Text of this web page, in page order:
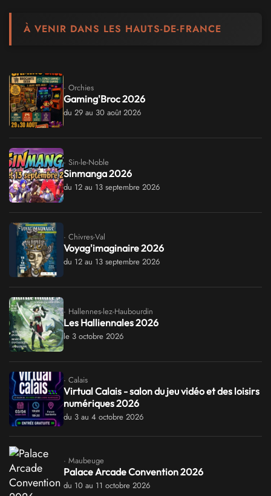
À VENIR DANS LES HAUTS-DE-FRANCE
· Orchies
Gaming'Broc 2026
du 29 au 30 août 2026
· Sin-le-Noble
Sinmanga 2026
du 12 au 13 septembre 2026
· Chivres-Val
Voyag'imaginaire 2026
du 12 au 13 septembre 2026
· Hallennes-lez-Haubourdin
Les Halliennales 2026
le 3 octobre 2026
· Calais
Virtual Calais - salon du jeu vidéo et des loisirs
numériques 2026
du 3 au 4 octobre 2026
· Maubeuge
Palace Arcade Convention 2026
du 10 au 11 octobre 2026